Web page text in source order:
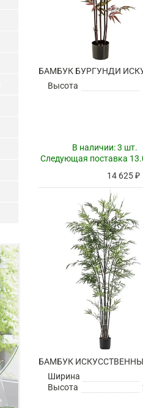
Высота
В наличии:3 шт.
Следующая поставка
14 625 ₽
БАМБУК
Ширина
Высота